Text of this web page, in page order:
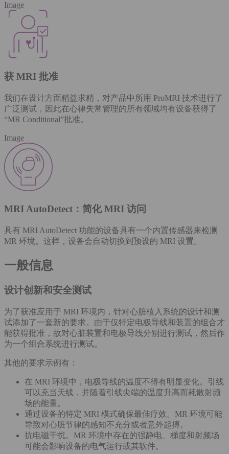
Image
获 MRI 批准
我们在设计方面精益求精，对产品中所用 ProMRI 技术进行了
广泛测试，因此在心律失常管理的所有领域均有设备获得了
“MR Conditional”批准。
Image
MRI AutoDetect：简化 MRI 访问
具有 MRI AutoDetect 功能的设备具有一个内置传感器来检测
MR 环境。这样，设备会自动切换到预设的 MRI 设置。
一般信息
设计创新和安全测试
为了获准应用于 MRI 环境内，针对心脏植入系统的设计和测
试添加了一套新的要求。由于仅特定电极导线和装置的组合才
能获得批准，故对心脏装置和电极导线分别进行测试，然后作
为一个组合系统进行测试。
其他的要求示例有：
在 MRI 环境中，电极导线的温度不得有明显变化。引线
可以充当天线，并随着引线尖端的温度升高而耗散射频
场的能量。
通过设备的特定 MRI 模式确保最佳疗效。MR 环境可能
导致对心脏节律的感知不充分或者意外起搏。
抗电磁干扰。MR 环境中存在的强静电、梯度和射频场
可能会影响设备的电气运行或其软件。